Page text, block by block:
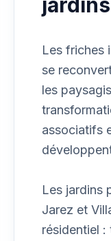
Les friches
se
les
associatifs
Les jardins
Jarez et
résidentiel :